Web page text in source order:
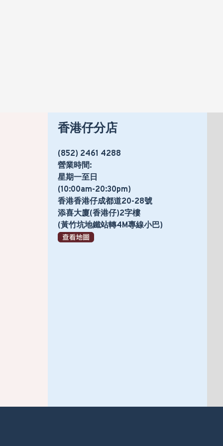
香港仔分店
(852) 2461 4288
營業時間:
星期一至日
(10:00am-20:30pm)
香港香港仔成都道20-28號
添喜大廈(香港仔)2字樓
(黃竹坑地鐵站轉4M專線小巴)